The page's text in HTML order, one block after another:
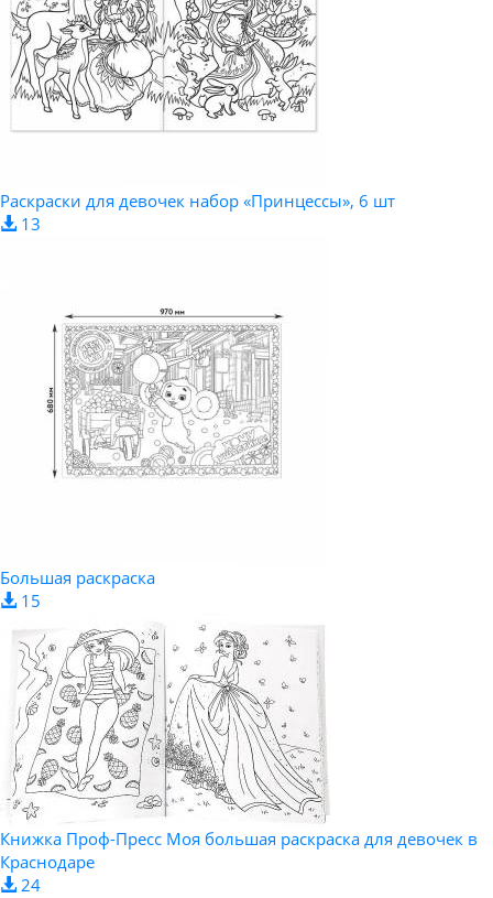
Раскраски для девочек набор «Принцессы», 6 шт
13
Большая раскраска
15
Книжка Проф-Пресс Моя большая раскраска для девочек в
Краснодаре
24